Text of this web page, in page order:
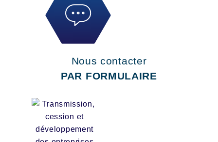
Nous contacter
PAR FORMULAIRE